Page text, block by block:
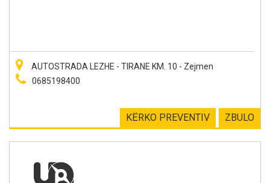
AUTOSTRADA LEZHE - TIRANE KM. 10 - Zejmen
0685198400
ZBULO
KËRKO PREVENTIV